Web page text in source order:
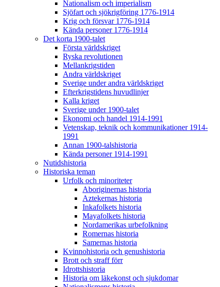
Nationalism och imperialism
Sjöfart och sjökrigföring 1776-1914
Krig och försvar 1776-1914
Kända personer 1776-1914
Det korta 1900-talet
Första världskriget
Ryska revolutionen
Mellankrigstiden
Andra världskriget
Sverige under andra världskriget
Efterkrigstidens huvudlinjer
Kalla kriget
Sverige under 1900-talet
Ekonomi och handel 1914-1991
Vetenskap, teknik och kommunikationer 1914-
1991
Annan 1900-talshistoria
Kända personer 1914-1991
Nutidshistoria
Historiska teman
Urfolk och minoriteter
Aboriginernas historia
Aztekernas historia
Inkafolkets historia
Mayafolkets historia
Nordamerikas urbefolkning
Romernas historia
Samernas historia
Kvinnohistoria och genushistoria
Brott och straff förr
Idrottshistoria
Historia om läkekonst och sjukdomar